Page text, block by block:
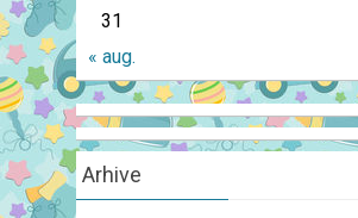
31
« aug.
Arhive